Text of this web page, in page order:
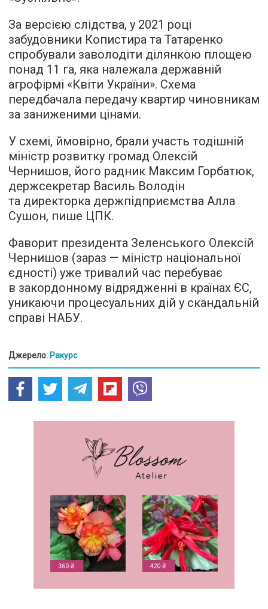
За версією слідства, у 2021 році
забудовники Копистира та Татаренко
спробували заволодіти ділянкою площею
понад 11 га, яка належала державній
агрофірмі «Квіти України». Схема
передбачала передачу квартир чиновникам
за заниженими цінами.
У схемі, ймовірно, брали участь тодішній
міністр розвитку громад Олексій
Чернишов, його радник Максим Горбатюк,
держсекретар Василь Володін
та директорка держпідприємства Алла
Сушон, пише ЦПК.
Фаворит президента Зеленського Олексій
Чернишов (зараз — міністр національної
єдності) уже тривалий час перебуває
в закордонному відрядженні в країнах ЄС,
уникаючи процесуальних дій у скандальній
справі НАБУ.
Джерело: Ракурс